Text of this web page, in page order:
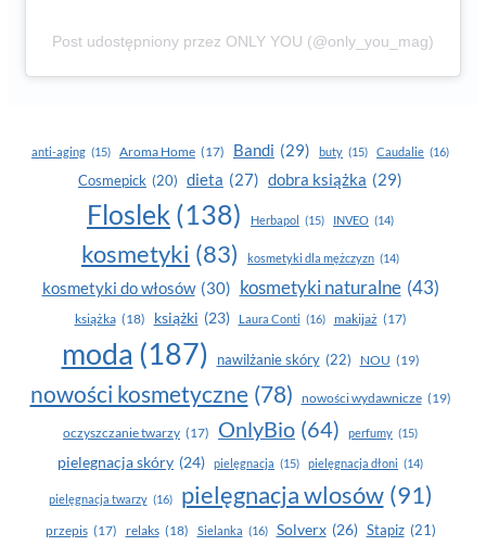
Post udostępniony przez ONLY YOU (@only_you_mag)
anti-aging (15) Aroma Home (17) Bandi (29) buty (15) Caudalie (16)
Cosmepick (20) dieta (27) dobra książka (29)
Floslek (138) Herbapol (15) INVEO (14)
kosmetyki (83) kosmetyki dla mężczyzn (14)
kosmetyki do włosów (30) kosmetyki naturalne (43)
książka (18) książki (23) Laura Conti (16) makijaż (17)
moda (187) nawilżanie skóry (22) NOU (19)
nowości kosmetyczne (78) nowości wydawnicze (19)
oczyszczanie twarzy (17) OnlyBio (64) perfumy (15)
pielegnacja skóry (24) pielęgnacja (15) pielęgnacja dłoni (14)
pielęgnacja twarzy (16) pielęgnacja wlosów (91)
przepis (17) relaks (18) Sielanka (16) Solverx (26) Stapiz (21)